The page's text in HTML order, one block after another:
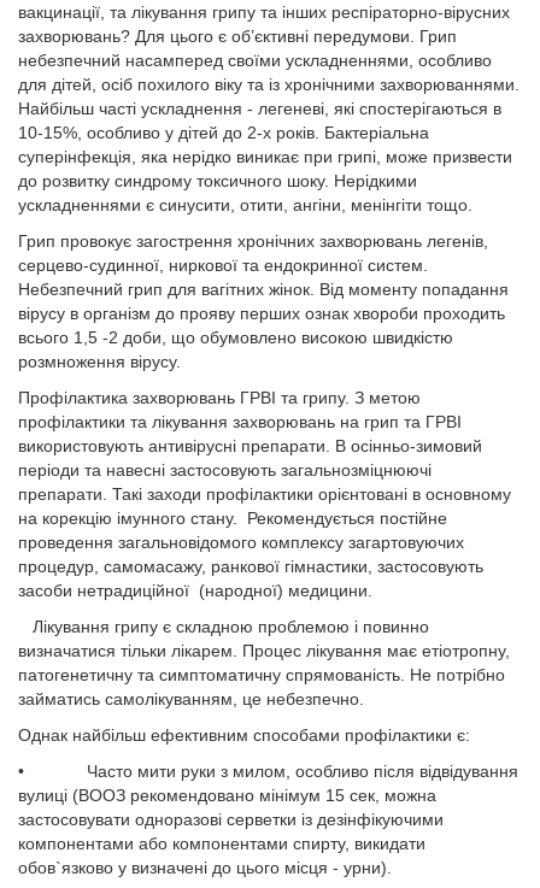
вакцинації, та лікування грипу та інших респіраторно-вірусних
захворювань? Для цього є об’єктивні передумови. Грип
небезпечний насамперед своїми ускладненнями, особливо
для дітей, осіб похилого віку та із хронічними захворюваннями.
Найбільш часті ускладнення - легеневі, які спостерігаються в
10-15%, особливо у дітей до 2-х років. Бактеріальна
суперінфекція, яка нерідко виникає при грипі, може призвести
до розвитку синдрому токсичного шоку. Нерідкими
ускладненнями є синусити, отити, ангіни, менінгіти тощо.
Грип провокує загострення хронічних захворювань легенів,
серцево-судинної, ниркової та ендокринної систем.
Небезпечний грип для вагітних жінок. Від моменту попадання
вірусу в організм до прояву перших ознак хвороби проходить
всього 1,5 -2 доби, що обумовлено високою швидкістю
розмноження вірусу.
Профілактика захворювань ГРВІ та грипу. З метою
профілактики та лікування захворювань на грип та ГРВІ
використовують антивірусні препарати. В осінньо-зимовий
періоди та навесні застосовують загальнозміцнюючі
препарати. Такі заходи профілактики орієнтовані в основному
на корекцію імунного стану. Рекомендується постійне
проведення загальновідомого комплексу загартовуючих
процедур, самомасажу, ранкової гімнастики, застосовують
засоби нетрадиційної (народної) медицини.
Лікування грипу є складною проблемою і повинно
визначатися тільки лікарем. Процес лікування має етіотропну,
патогенетичну та симптоматичну спрямованість. Не потрібно
займатись самолікуванням, це небезпечно.
Однак найбільш ефективним способами профілактики є:
• Часто мити руки з милом, особливо після відвідування
вулиці (ВООЗ рекомендовано мінімум 15 сек, можна
застосовувати одноразові серветки із дезінфікуючими
компонентами або компонентами спирту, викидати
обов`язково у визначені до цього місця - урни).